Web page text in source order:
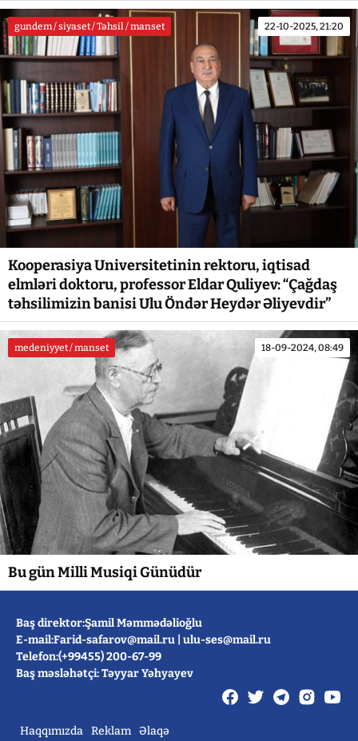
gundem / siyaset / Təhsil / manset 22-10-2025, 21:20
Kooperasiya Universitetinin rektoru, iqtisad
elmləri doktoru, professor Eldar Quliyev: “Çağdaş
təhsilimizin banisi Ulu Öndər Heydər Əliyevdir”
medeniyyet / manset 18-09-2024, 08:49
Bu gün Milli Musiqi Günüdür
Baş direktor:Şamil Məmmədəlioğlu
E-mail:Farid-safarov@mail.ru ulu-ses@mail.ru
Telefon:(+99455) 200-67-99
Baş məsləhətçi: Təyyar Yəhyayev
Haqqımızda Reklam Əlaqə